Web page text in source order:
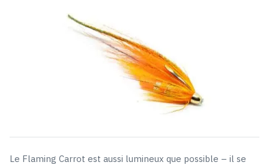
Le Flaming Carrot est aussi lumineux que possible – il se